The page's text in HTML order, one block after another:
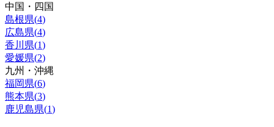
中国・四国
島根県(4)
広島県(4)
香川県(1)
愛媛県(2)
九州・沖縄
福岡県(6)
熊本県(3)
鹿児島県(1)